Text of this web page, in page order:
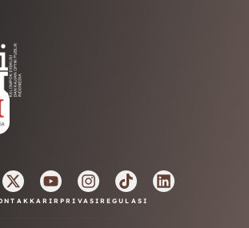
KARIRPRIVASI REGULASI